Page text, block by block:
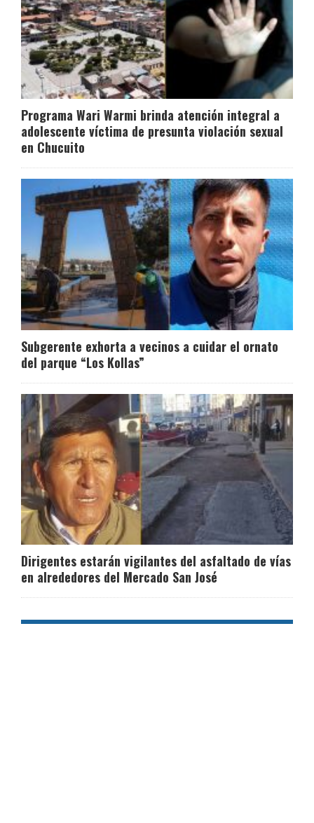
Programa Wari Warmi brinda atención integral a
adolescente víctima de presunta violación sexual
en Chucuito
Subgerente exhorta a vecinos a cuidar el ornato
del parque “Los Kollas”
Dirigentes estarán vigilantes del asfaltado de vías
en alrededores del Mercado San José